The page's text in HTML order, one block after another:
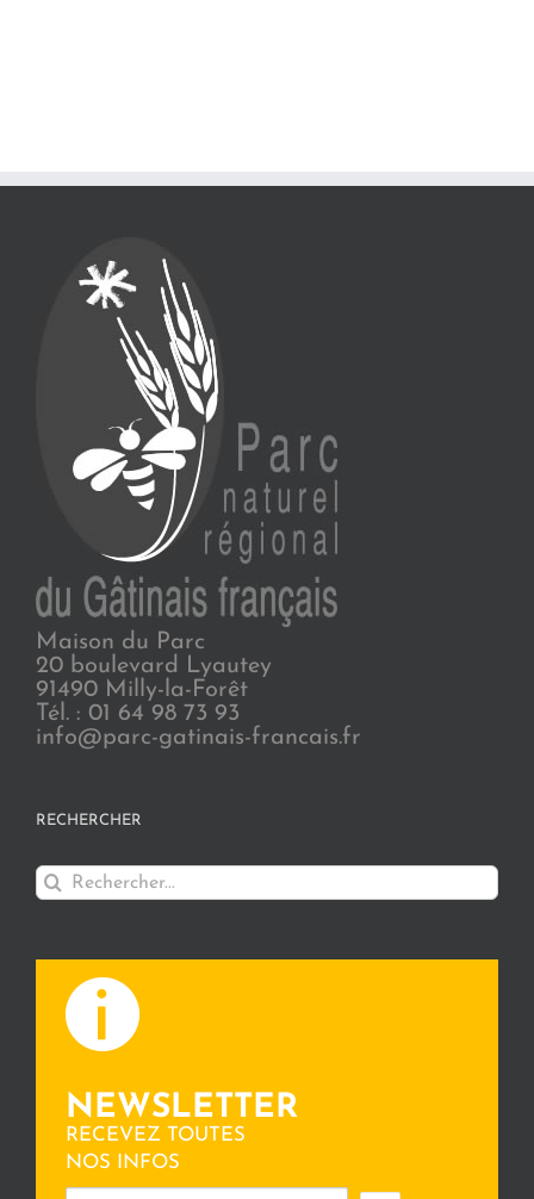
Maison du Parc
20 boulevard Lyautey
91490 Milly-la-Forêt
Tél. : 01 64 98 73 93
info@parc-gatinais-francais.fr
RECHERCHER
Rechercher:
NEWSLETTER
RECEVEZ TOUTES
NOS INFOS